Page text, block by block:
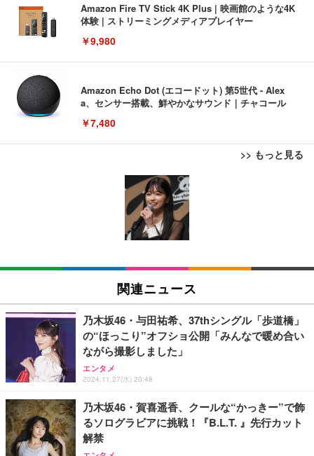
Amazon Fire TV Stick 4K Plus | 映画館のような4K
体験 | ストリーミングメディアプレイヤー
￥9,980
Amazon Echo Dot (エコードット) 第5世代 - Alex
a、センサー搭載、鮮やかなサウンド｜チャコール
￥7,480
>> もっと見る
[EdoErgo] オフィスチェア 椅子 テレワーク 疲れな
い 跳ね上げ式アームレスト コンパクト 約105度ロッ
キング pc 事務椅子 360度回転 座面昇降 強化ナイロ
ン樹脂ベース 通気性メッシュ 在宅ワーク H-WY01
(黒網+黒枠+黒足)
SIHOO B100 オフィスチェア／デスクチェア メッシ
ュチェア 人間工学 疲れない ブラック
￥27,999
Sezlife オフィスチェア デスクチェア 疲れない テレ
ワーク チェア 強化バックレスト 30度ロッキング機
能 人間工学 椅子 腰サポート 90度跳ね上げ式アーム
レスト 3Dヘッドレスト ハンガー付き 高反発クッシ
務用 おしゃれ パソコンチェア (ブラック)
Sezlife オフィスチェア デスクチェア 疲れない テレ
ワーク チェア 強化バックレスト 30度ロッキング機
能 人間工学 椅子 腰サポート 90度跳ね上げ式アーム
EIZO ビジネス向けプレミアムモニター | FlexScan
EV3240X-WT | 31.5型4K UHD・USB Type-C・ホワ
EIZO ビジネス向けプレミアムモニター | FlexScan
￥109,572
【純正品】27"ゲーミングモニター DualSense 充電
フック付き（CFI-ZDM1J）
￥49,979
【整備済み品】Dell E2724HS 27インチ 液晶モニタ
ー フルHD（1920×1080）VA 非光沢 HDMI/DisplayP
ort/VGA スピーカー内蔵 高さ調整 スイベル VESA対
Amazonベーシック ペットシーツ 薄型 レギュラー 1
回使い捨て 無香料 ホワイト 300枚
Amazonベーシック ペットシーツ 厚型 ワイド 42枚
x2袋(84枚) ホワイト(吸収面:ライトブルー)
￥3,234
ネオ・ルーライフ ネオ・オムツ L 中型犬用 26枚入
り 単品
￥1,800
Smart Basic(スマートベーシック) 【Amazon.co.jp
限定】 Smart Basic アイリスオーヤマ ペットシーツ
超厚型 お徳用 ワイド 100枚入 (x 1) (ケース販売)
関連ニュース
乃木坂46・与田祐希、37thシングル「歩道橋」
の“ほっこり”オフショ公開「みんなで暖め合い
ながら撮影しました」
エンタメ
2024.11.27(水) 20:48
乃木坂46・賀喜遥香、クールな“かっきー”で飾
るソログラビアに挑戦！『B.L.T. 』先行カット
解禁